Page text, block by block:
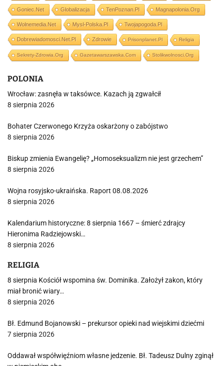
Goniec.net Globalizacja TenPoznan.pl Magnapolonia.org
Wolnemedia.net Mysl-Polska.pl Twojapogoda.pl
Dobrewiadomosci.net.pl Zdrowie Prisonplanet.pl Religia
Sekrety-Zdrowia.org Gazetawarszawska.com Stolikwolnosci.org
POLONIA
Wrocław: zasnęła w taksówce. Kazach ją zgwałcił
8 sierpnia 2026
Bohater Czerwonego Krzyża oskarżony o zabójstwo
8 sierpnia 2026
Biskup zmienia Ewangelię? „Homoseksualizm nie jest grzechem”
8 sierpnia 2026
Wojna rosyjsko-ukraińska. Raport 08.08.2026
8 sierpnia 2026
Kalendarium historyczne: 8 sierpnia 1667 – śmierć zdrajcy
Hieronima Radziejowski…
8 sierpnia 2026
RELIGIA
8 sierpnia Kościół wspomina św. Dominika. Założył zakon, który
miał bronić wiary…
8 sierpnia 2026
Bł. Edmund Bojanowski – prekursor opieki nad wiejskimi dziećmi
7 sierpnia 2026
Oddawał współwięźniom własne jedzenie. Bł. Tadeusz Dulny zginął